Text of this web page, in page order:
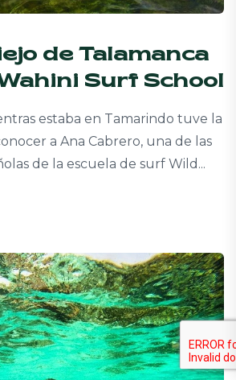
de Talamanca
Surf School
estaba en Tamarindo tuve la
a Ana Cabrero, una de las
de la escuela de surf Wild...